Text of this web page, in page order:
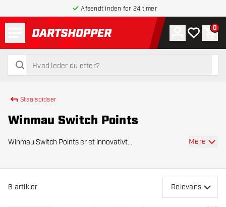
Afsendt inden for 24 timer
tilbage til forsiden
søg
søg
Konto
Min 0
Staalspidser
Winmau Switch Points
Winmau Switch Points er et innovativt
Mere
6 artikler Relevans